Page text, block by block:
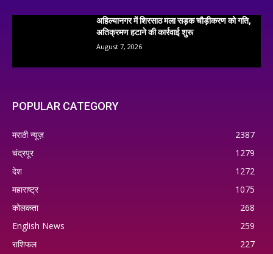
अहिल्यानगर में शिरसाठ मला सड़क चौड़ीकरण को गति,
अतिक्रमण हटाने की कार्रवाई शुरू
August 7, 2026
POPULAR CATEGORY
मराठी न्यूज़
2387
चंद्रपूर
1279
देश
1272
महाराष्ट्र
1075
कोलकता
268
English News
259
राशिफल
227